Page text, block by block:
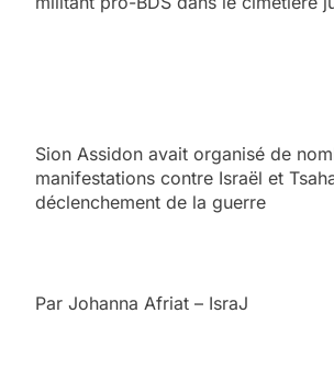
Sion Assidon avait organisé de
manifestations contre Israël et
déclenchement de la guerre
Par Johanna Afriat – IsraJ